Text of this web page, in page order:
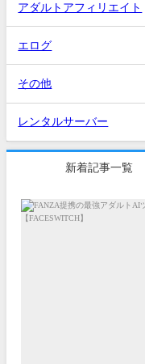
アダルトアフィリエイト
エログ
その他
レンタルサーバー
新着記事一覧